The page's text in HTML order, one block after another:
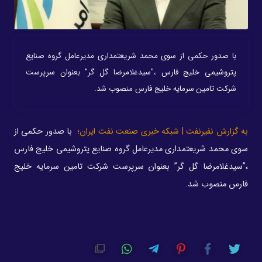
با صدور حکمی از سوی محمد شریعتمداری مدیرعامل گروه صنایع
پتروشیمی خلیج فارس ،"سیدغلامرضا گل گر" بعنوان سرپرست
شرکت تامین سرمایه خلیج فارس منصوب شد.
به گزارش نفیرنفت | شبکه خبری صنعت نفت ایران؛با صدور حکمی از
سوی محمد شریعتمداری مدیرعامل گروه صنایع پتروشیمی خلیج فارس
،”سیدغلامرضا گل گر” بعنوان سرپرست شرکت تامین سرمایه خلیج
فارس منصوب شد.